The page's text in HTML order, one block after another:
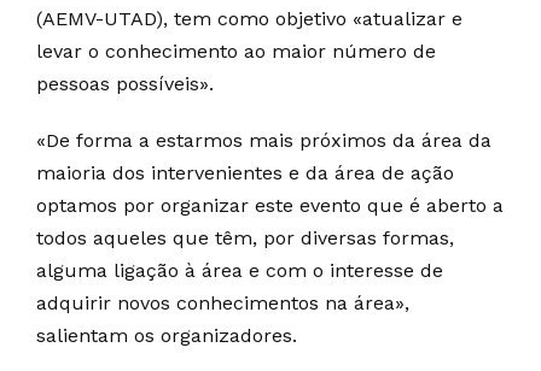
(AEMV-UTAD), tem como objetivo «atualizar e
levar o conhecimento ao maior número de
pessoas possíveis».
«De forma a estarmos mais próximos da área da
maioria dos intervenientes e da área de ação
optamos por organizar este evento que é aberto a
todos aqueles que têm, por diversas formas,
alguma ligação à área e com o interesse de
adquirir novos conhecimentos na área»,
salientam os organizadores.